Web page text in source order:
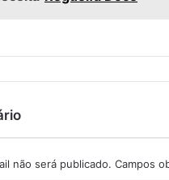
não será publicado. Campos